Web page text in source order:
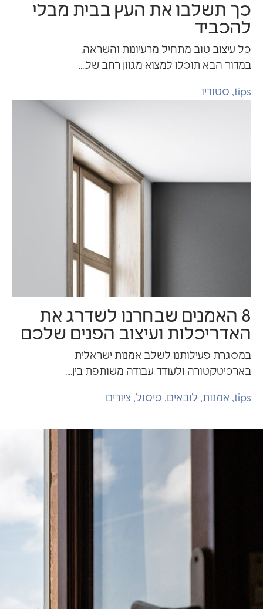
0
126
תשלבו את העץ בבית מבלי
עיצוב טוב מתחיל מרעיונות והשראה.
הבא תוכלו למצוא מגוון רחב של....
, סטודיו
1
359
8 האמנים שבחרנו לשדרג את
ועיצוב הפנים שלכם
פעילותנו לשלב אמנות ישראלית
ולעודד עבודה משותפת בין....
, אמנות,לובאים, פיסול, ציורים